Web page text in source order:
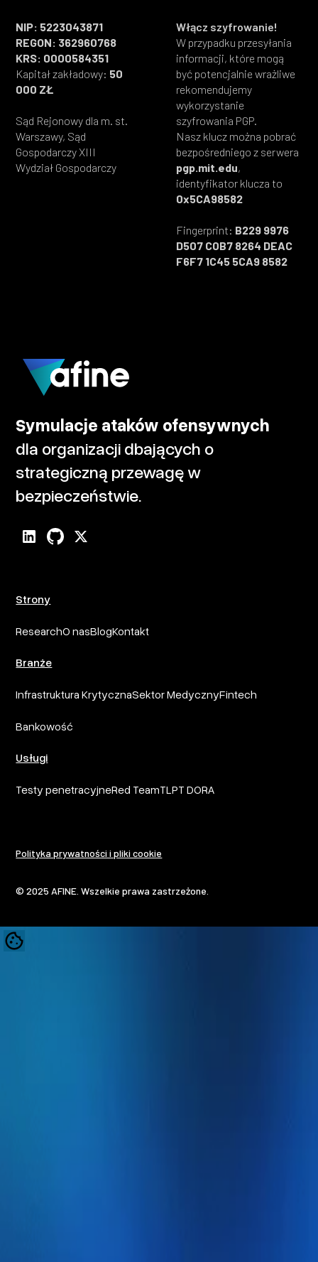
NIP: 5223043871
REGON: 362960768
KRS: 0000584351
Kapitał zakładowy: 50
000 ZŁ
Sąd Rejonowy dla m. st.
Warszawy, Sąd
Gospodarczy XIII
Wydział Gospodarczy
Włącz szyfrowanie!
W przypadku przesyłania
informacji, które mogą
być potencjalnie wrażliwe
rekomendujemy
wykorzystanie
szyfrowania PGP.
Nasz klucz można pobrać
bezpośredniego z serwera
pgp.mit.edu,
identyfikator klucza to
0x5CA98582
Fingerprint: B229 9976
D507 C0B7 8264 DEAC
F6F7 1C45 5CA9 8582
Symulacje ataków ofensywnych
dla organizacji dbających o
strategiczną przewagę w
bezpieczeństwie.
Strony
ResearchO nasBlogKontakt
Branże
Infrastruktura KrytycznaSektor MedycznyFintech
Bankowość
Usługi
Testy penetracyjneRed TeamTLPT DORA
© 2025 AFINE. Wszelkie prawa zastrzeżone.
Polityka prywatności i pliki cookie